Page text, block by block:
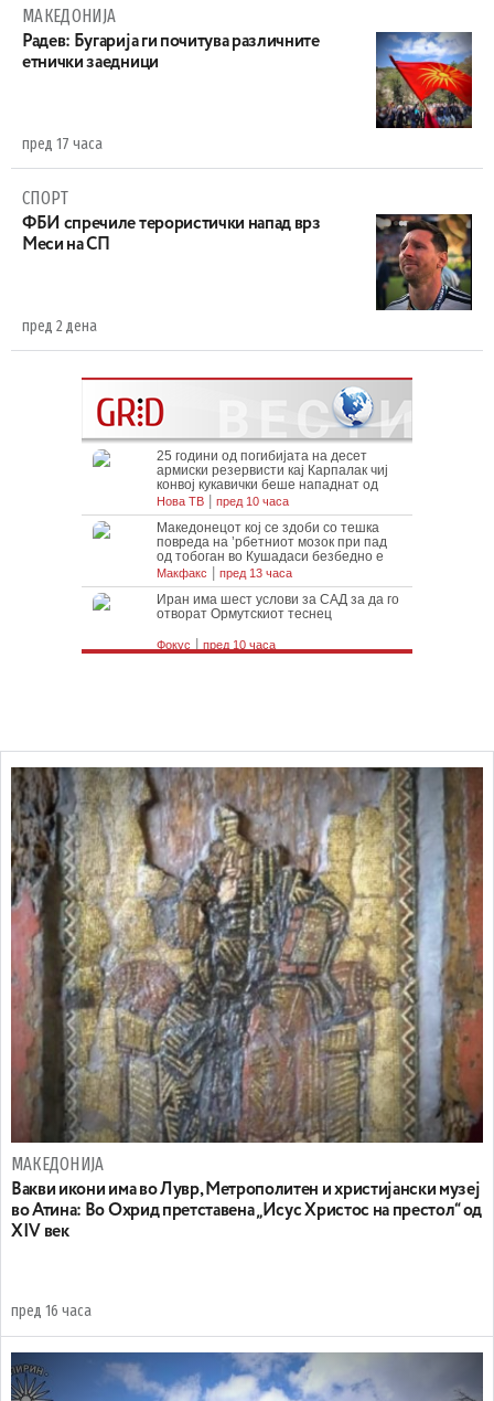
МАКЕДОНИЈА
Радев: Бугарија ги почитува различните
етнички заедници
пред 17 часа
СПОРТ
ФБИ спречиле терористички напад врз
Меси на СП
пред 2 дена
МАКЕДОНИЈА
Вакви икони има во Лувр, Метрополитен и христијански музеј
во Атина: Во Охрид претставена „Исус Христос на престол“ од
XIV век
пред 16 часа